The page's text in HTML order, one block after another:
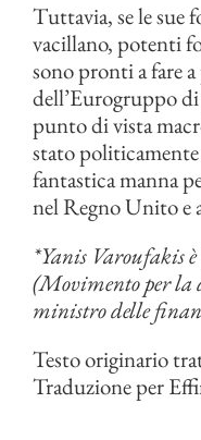
Tuttavia, se le sue
vacillano, potenti
sono pronti a fare
dell’Eurogruppo di
punto di vista
stato
fantastica manna
nel Regno Unito e
*Yanis Varoufakis
(Movimento per la
ministro delle
Testo originario
Traduzione per